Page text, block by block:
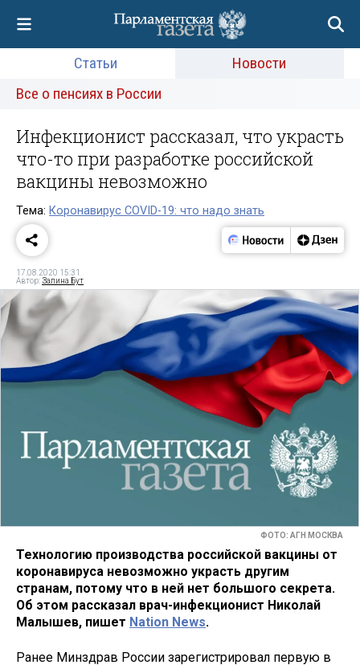
Статьи
Новости
Все о пенсиях в России
Инфекционист рассказал, что украсть
что-то при разработке российской
вакцины невозможно
Тема: Коронавирус COVID-19: что надо знать
17.08.2020 15:31
Автор:Залина Бут
ФОТО: АГН МОСКВА
Технологию производства российской вакцины от
коронавируса невозможно украсть другим
странам, потому что в ней нет большого секрета.
Об этом рассказал врач-инфекционист Николай
Малышев, пишет Nation News.
Ранее Минздрав России зарегистрировал первую в